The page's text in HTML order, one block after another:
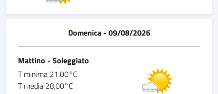
Domenica - 09/08/2026
Mattino - Soleggiato
T minima 21,00°C
T media 28,00°C